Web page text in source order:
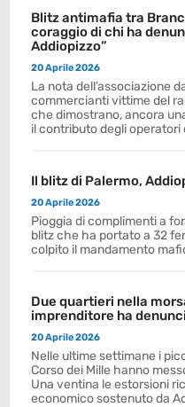
Blitz antimafia tra
coraggio di chi ha
Addiopizzo”
20 Aprile 2026
La nota dell’associazione
commercianti vittime del
che dimostrano, ancora
il contributo degli operatori
Il blitz di Palermo,
20 Aprile 2026
Pioggia di complimenti a
blitz che ha portato a 32
colpito il mandamento
Due quartieri nella
imprenditore ha
20 Aprile 2026
Nelle ultime settimane i
Corso dei Mille hanno
Una ventina le estorsioni
economico sostenuto da